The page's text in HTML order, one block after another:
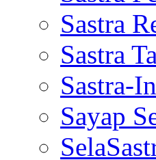
Sastra
Sastra
Sastra-
Sayap